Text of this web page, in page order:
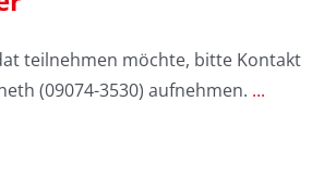
teilnehmen möchte, bitte Kontakt
(09074-3530) aufnehmen. ...